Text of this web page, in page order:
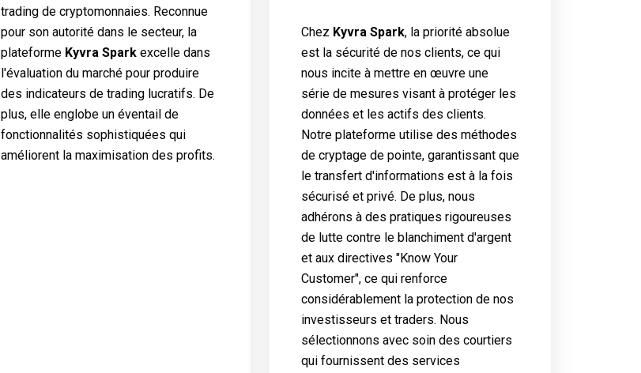
trading de cryptomonnaies. Reconnue
pour son autorité dans le secteur, la
plateforme Kyvra Spark excelle dans
l'évaluation du marché pour produire
des indicateurs de trading lucratifs. De
plus, elle englobe un éventail de
fonctionnalités sophistiquées qui
améliorent la maximisation des profits.
Chez Kyvra Spark, la priorité absolue
est la sécurité de nos clients, ce qui
nous incite à mettre en œuvre une
série de mesures visant à protéger les
données et les actifs des clients.
Notre plateforme utilise des méthodes
de cryptage de pointe, garantissant que
le transfert d'informations est à la fois
sécurisé et privé. De plus, nous
adhérons à des pratiques rigoureuses
de lutte contre le blanchiment d'argent
et aux directives "Know Your
Customer", ce qui renforce
considérablement la protection de nos
investisseurs et traders. Nous
sélectionnons avec soin des courtiers
qui fournissent des services